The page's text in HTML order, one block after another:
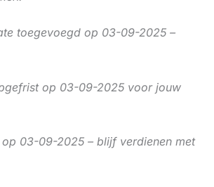
toegevoegd op 03-09-2025 –
op 03-09-2025 voor jouw
op 03-09-2025 – blijf verdienen met